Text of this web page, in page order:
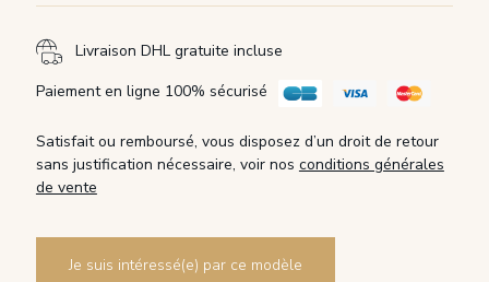
Livraison DHL gratuite incluse
Paiement en ligne 100% sécurisé
Satisfait ou remboursé, vous disposez d’un droit de retour
sans justification nécessaire, voir nos conditions générales
de vente
Je suis intéressé(e) par ce modèle